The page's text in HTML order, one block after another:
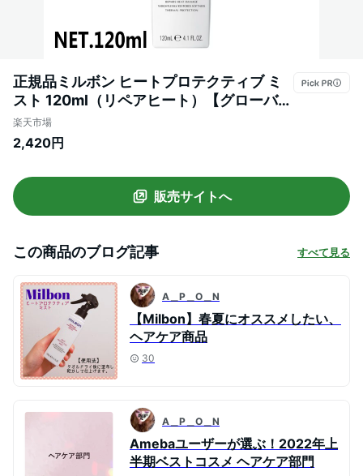
正規品ミルボン ヒートプロテクティブ ミ
スト 120ml（リペアヒート）【グローバル
ミルボン milbon ダメージヘア ケア 美容室
美容院 おすすめ サロン専売品 美容室専売
保護させていただいております。
楽天市場
2,420円
販売サイトへ
この商品のブログ記事 すべて見る
A＿P＿O＿N
【Milbon】春夏にオススメしたい、
ヘアケア商品
30
A＿P＿O＿N
Amebaユーザーが選ぶ！2022年上
半期ベストコスメ ヘアケア部門